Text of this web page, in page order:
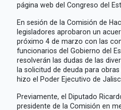
página web del Congreso del
En sesión de la Comisión de
legisladores aprobaron un
próximo 4 de marzo con las
funcionarios del Gobierno del
resolverán las dudas de las
la solicitud de deuda para
hizo el Poder Ejecutivo de
Previamente, el Diputado
presidente de la Comisión en